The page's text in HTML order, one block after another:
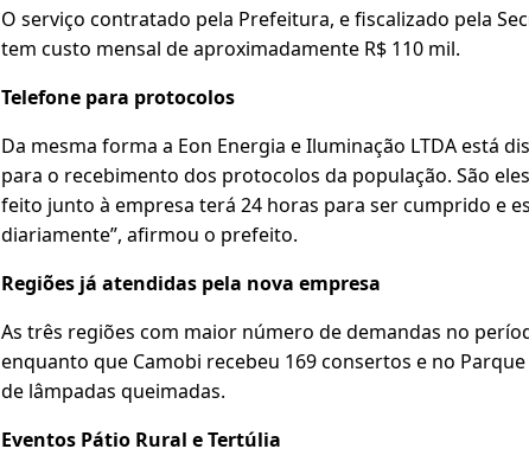
O serviço contratado pela Prefeitura, e fiscalizado pela
tem custo mensal de aproximadamente R$ 110 mil.
Telefone para protocolos
Da mesma forma a Eon Energia e Iluminação LTDA está
para o recebimento dos protocolos da população. São
feito junto à empresa terá 24 horas para ser cumprido e
diariamente”, afirmou o prefeito.
Regiões já atendidas pela nova empresa
As três regiões com maior número de demandas no
enquanto que Camobi recebeu 169 consertos e no
de lâmpadas queimadas.
Eventos Pátio Rural e Tertúlia